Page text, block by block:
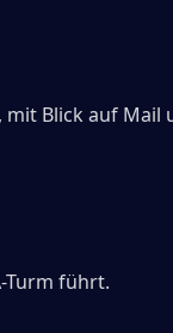
Blick auf Mail
Turm führt.